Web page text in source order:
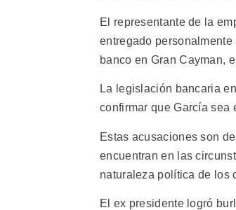
El representante de la
entregado
banco en Gran Cayman,
La legislación bancaria
confirmar que García sea
Estas acusaciones son
encuentran en las
naturaleza política de los
El ex presidente logró